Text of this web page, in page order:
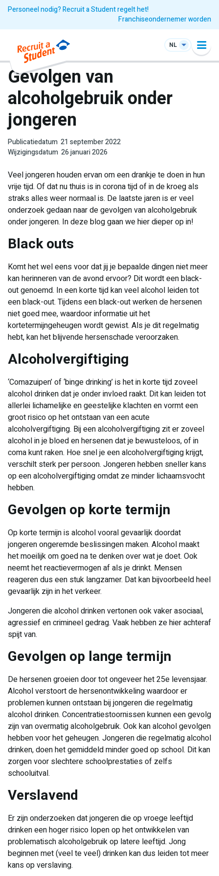
Personeel nodig? Recruit a Student regelt het!
Franchiseondernemer worden
NL
Gevolgen van
alcoholgebruik onder
jongeren
Publicatiedatum 21 september 2022
Wijzigingsdatum 26 januari 2026
Veel jongeren houden ervan om een drankje te doen in hun
vrije tijd. Of dat nu thuis is in corona tijd of in de kroeg als
straks alles weer normaal is. De laatste jaren is er veel
onderzoek gedaan naar de gevolgen van alcoholgebruik
onder jongeren. In deze blog gaan we hier dieper op in!
Black outs
Komt het wel eens voor dat jij je bepaalde dingen niet meer
kan herinneren van de avond ervoor? Dit wordt een black-
out genoemd. In een korte tijd kan veel alcohol leiden tot
een black-out. Tijdens een black-out werken de hersenen
niet goed mee, waardoor informatie uit het
kortetermijngeheugen wordt gewist. Als je dit regelmatig
hebt, kan het blijvende hersenschade veroorzaken.
Alcoholvergiftiging
‘Comazuipen’ of ‘binge drinking’ is het in korte tijd zoveel
alcohol drinken dat je onder invloed raakt. Dit kan leiden tot
allerlei lichamelijke en geestelijke klachten en vormt een
groot risico op het ontstaan van een acute
alcoholvergiftiging. Bij een alcoholvergiftiging zit er zoveel
alcohol in je bloed en hersenen dat je bewusteloos, of in
coma kunt raken. Hoe snel je een alcoholvergiftiging krijgt,
verschilt sterk per persoon. Jongeren hebben sneller kans
op een alcoholvergiftiging omdat ze minder lichaamsvocht
hebben.
Gevolgen op korte termijn
Op korte termijn is alcohol vooral gevaarlijk doordat
jongeren ongeremde beslissingen maken. Alcohol maakt
het moeilijk om goed na te denken over wat je doet. Ook
neemt het reactievermogen af als je drinkt. Mensen
reageren dus een stuk langzamer. Dat kan bijvoorbeeld heel
gevaarlijk zijn in het verkeer.
Jongeren die alcohol drinken vertonen ook vaker asociaal,
agressief en crimineel gedrag. Vaak hebben ze hier achteraf
spijt van.
Gevolgen op lange termijn
De hersenen groeien door tot ongeveer het 25e levensjaar.
Alcohol verstoort de hersenontwikkeling waardoor er
problemen kunnen ontstaan bij jongeren die regelmatig
alcohol drinken. Concentratiestoornissen kunnen een gevolg
zijn van overmatig alcoholgebruik. Ook kan alcohol gevolgen
hebben voor het geheugen. Jongeren die regelmatig alcohol
drinken, doen het gemiddeld minder goed op school. Dit kan
zorgen voor slechtere schoolprestaties of zelfs
schooluitval.
Verslavend
Er zijn onderzoeken dat jongeren die op vroege leeftijd
drinken een hoger risico lopen op het ontwikkelen van
problematisch alcoholgebruik op latere leeftijd. Jong
beginnen met (veel te veel) drinken kan dus leiden tot meer
kans op verslaving.